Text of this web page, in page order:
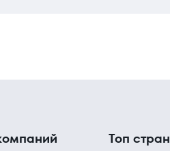
Топ стран